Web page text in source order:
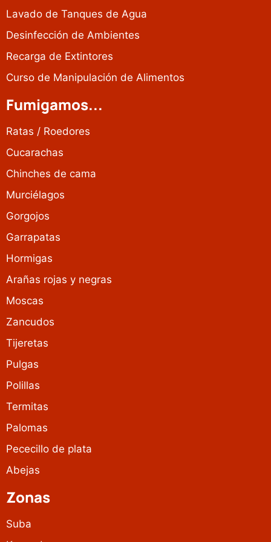
Lavado de Tanques de Agua
Desinfección de Ambientes
Recarga de Extintores
Curso de Manipulación de Alimentos
Fumigamos...
Ratas / Roedores
Cucarachas
Chinches de cama
Murciélagos
Gorgojos
Garrapatas
Hormigas
Arañas rojas y negras
Moscas
Zancudos
Tijeretas
Pulgas
Polillas
Termitas
Palomas
Pececillo de plata
Abejas
Zonas
Suba